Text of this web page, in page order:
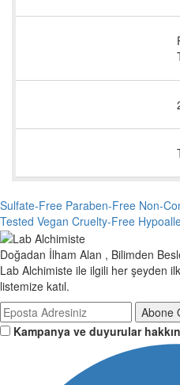
Sulfate-Free Paraben-Free Non-
Tested Vegan Cruelty-Free
Doğadan İlham Alan , Bilimden
Lab Alchimiste ile ilgili her şeyden
listemize katıl.
Abone
Kampanya ve duyurular